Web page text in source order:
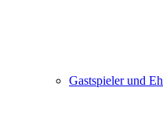
Gastspieler und